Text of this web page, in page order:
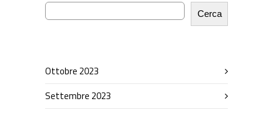
Cerca
Ottobre 2023
Settembre 2023